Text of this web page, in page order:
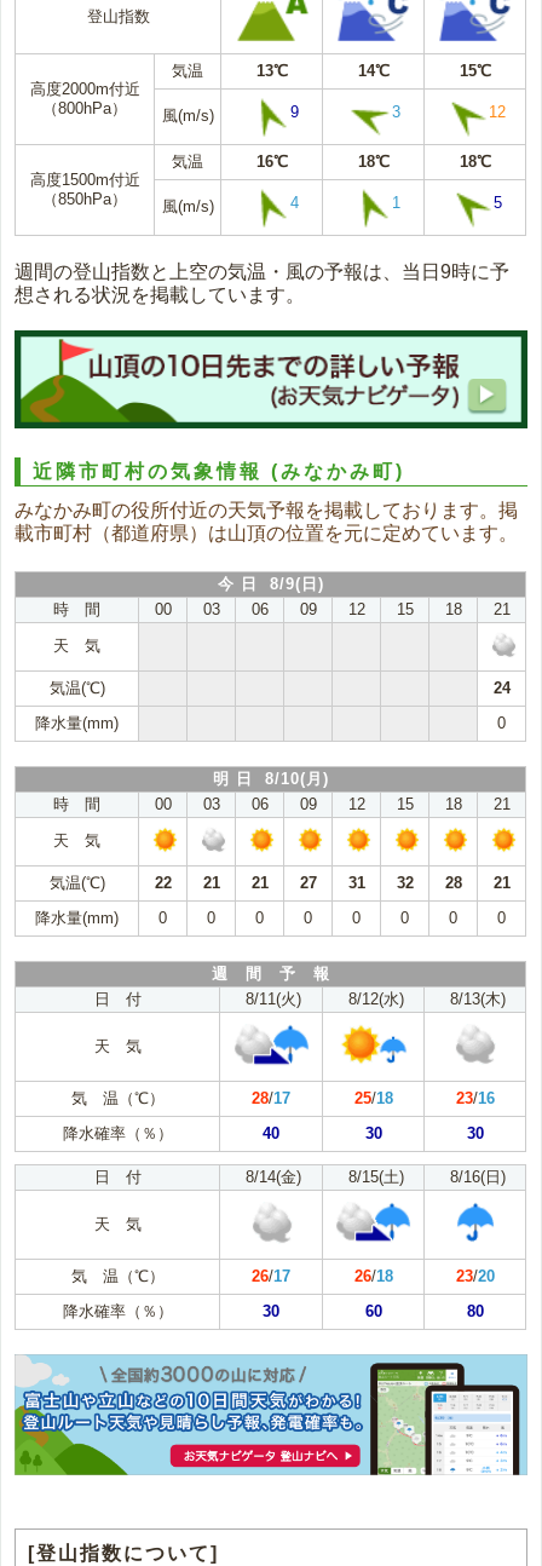
登山指数
高度2000m付近
（800hPa）
気温 13℃ 14℃ 15℃
風(m/s) 9 3 12
高度1500m付近
（850hPa）
気温 16℃ 18℃ 18℃
風(m/s) 4 1 5
週間の登山指数と上空の気温・風の予報は、当日9時に予
想される状況を掲載しています。
近隣市町村の気象情報(みなかみ町)
みなかみ町の役所付近の天気予報を掲載しております。掲
載市町村（都道府県）は山頂の位置を元に定めています。
今 日 8/9(日)
時 間
00 03 06 09 12 15 18
21
天 気
気温(℃)
24
降水量(mm)
0
明 日 8/10(月)
時 間
00 03 06 09 12 15 18
21
天 気
気温(℃) 22 21 21 27 31 32 28
21
降水量(mm)
0 0 0 0 0 0 0 0
週 間 予 報
日 付
8/11(火) 8/12(水) 8/13(木)
天 気
気 温（℃） 28/17 25/18 23/16
降水確率（％）
40 30 30
日 付 8/14(金) 8/15(土) 8/16(日)
天 気
気 温（℃） 26/17 26/18 23/20
降水確率（％）
30 60 80
[登山指数について]